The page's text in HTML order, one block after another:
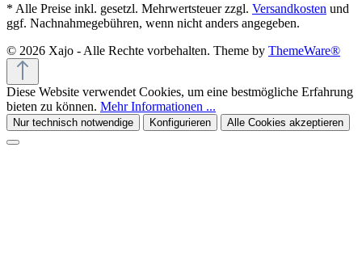
* Alle Preise inkl. gesetzl. Mehrwertsteuer zzgl. Versandkosten und
ggf. Nachnahmegebühren, wenn nicht anders angegeben.
© 2026 Xajo - Alle Rechte vorbehalten. Theme by ThemeWare®
Diese Website verwendet Cookies, um eine bestmögliche Erfahrung
bieten zu können. Mehr Informationen ...
Nur technisch notwendige Konfigurieren Alle Cookies akzeptieren